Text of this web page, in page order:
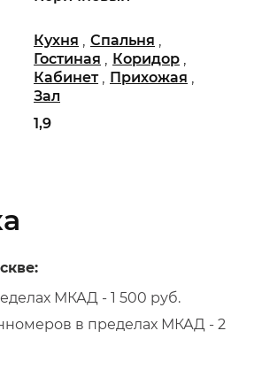
1,9
Кухня , Спальня ,
Гостиная , Коридор ,
Кабинет , Прихожая ,
Зал
МКАД - 1 500 руб.
в пределах МКАД - 2